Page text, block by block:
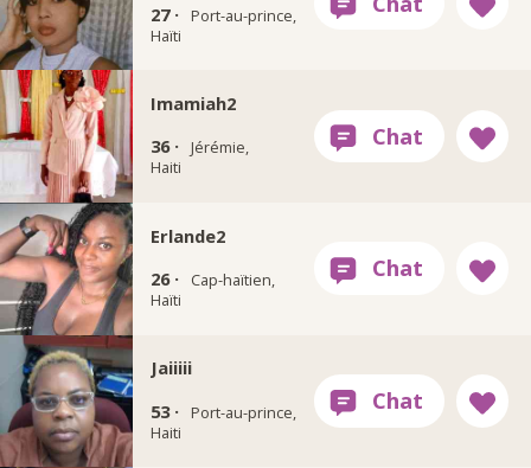
27 ·
Port-au-prince,
Haïti
Imamiah2
36 ·
Jérémie,
Haiti
Erlande2
26 ·
Cap-haïtien,
Haïti
Jaiiiii
53 ·
Port-au-prince,
Haiti